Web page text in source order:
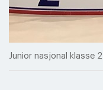
Junior nasjonal klasse